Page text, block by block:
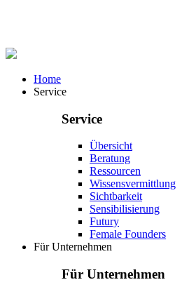
Home
Service
Service
Übersicht
Beratung
Ressourcen
Wissensvermittlung
Sichtbarkeit
Sensibilisierung
Futury
Female Founders
Für Unternehmen
Für Unternehmen